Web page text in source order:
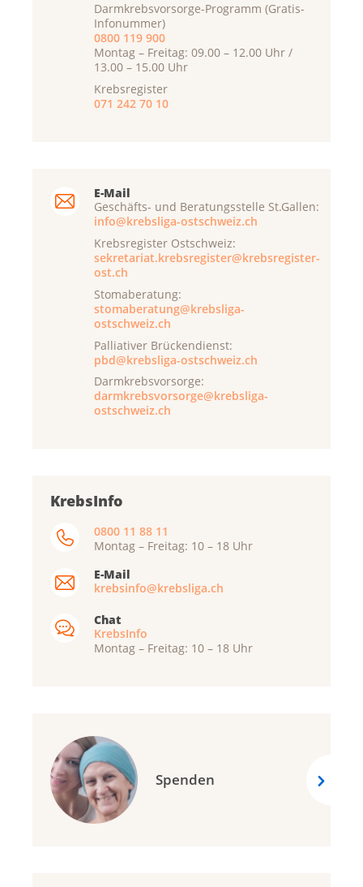
Darmkrebsvorsorge-Programm (Gratis-
Infonummer)
0800 119 900
Montag – Freitag: 09.00 – 12.00 Uhr /
13.00 – 15.00 Uhr
Krebsregister
071 242 70 10
E-Mail
Geschäfts- und Beratungsstelle St.Gallen:
info@krebsliga-ostschweiz.ch
Krebsregister Ostschweiz:
sekretariat.krebsregister@krebsregister-
ost.ch
Stomaberatung:
stomaberatung@krebsliga-
ostschweiz.ch
Palliativer Brückendienst:
pbd@krebsliga-ostschweiz.ch
Darmkrebsvorsorge:
darmkrebsvorsorge@krebsliga-
ostschweiz.ch
KrebsInfo
0800 11 88 11
Montag – Freitag: 10 – 18 Uhr
E-Mail
krebsinfo@krebsliga.ch
Chat
KrebsInfo
Montag – Freitag: 10 – 18 Uhr
Spenden